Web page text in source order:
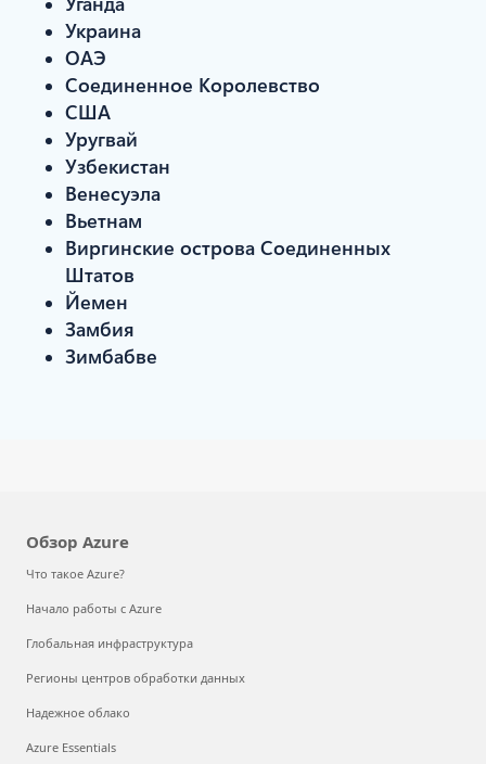
Украина
ОАЭ
Соединенное Королевство
США
Уругвай
Узбекистан
Венесуэла
Вьетнам
Виргинские острова Соединенных
Штатов
Йемен
Замбия
Зимбабве
Обзор Azure
Что такое Azure?
Начало работы с Azure
Глобальная инфраструктура
Регионы центров обработки данных
Надежное облако
Azure Essentials